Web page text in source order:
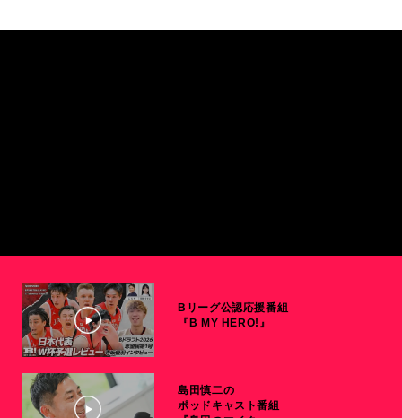
Bリーグ公認応援番組
『B MY HERO!』
島田慎二の
ポッドキャスト番組